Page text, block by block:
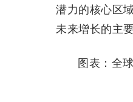
潜力的核心区
未来增长的主要
图表：全